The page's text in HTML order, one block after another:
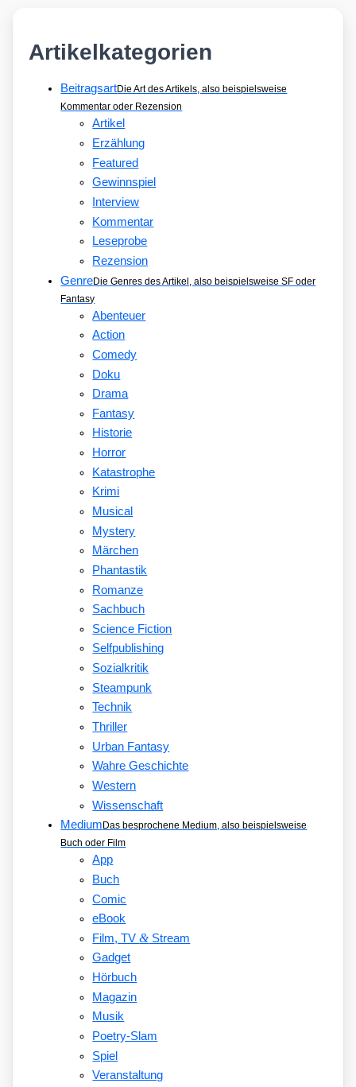
Artikelkategorien
BeitragsartDie Art des Artikels, also beispielsweise
Kommentar oder Rezension
Artikel
Erzählung
Featured
Gewinnspiel
Interview
Kommentar
Leseprobe
Rezension
GenreDie Genres des Artikel, also beispielsweise SF oder
Fantasy
Abenteuer
Action
Comedy
Doku
Drama
Fantasy
Historie
Horror
Katastrophe
Krimi
Musical
Mystery
Märchen
Phantastik
Romanze
Sachbuch
Science Fiction
Selfpublishing
Sozialkritik
Steampunk
Technik
Thriller
Urban Fantasy
Wahre Geschichte
Western
Wissenschaft
Medium Das besprochene Medium, also beispielsweise
Buch oder Film
App
Buch
Comic
eBook
Film, TV&Stream
Gadget
Hörbuch
Magazin
Musik
Poetry-Slam
Spiel
Veranstaltung